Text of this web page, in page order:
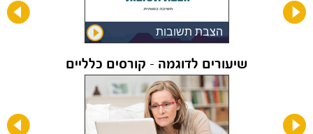
הצבת תשובות
שיעורים לדוגמה - קורסים כלליים